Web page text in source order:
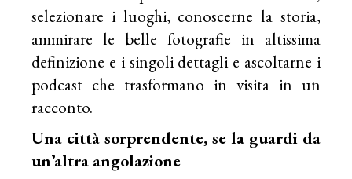
selezionare i luoghi, conoscerne la storia,
ammirare le belle fotografie in altissima
definizione e i singoli dettagli e ascoltarne i
podcast che trasformano in visita in un
racconto.
Una città sorprendente, se la guardi da
un’altra angolazione